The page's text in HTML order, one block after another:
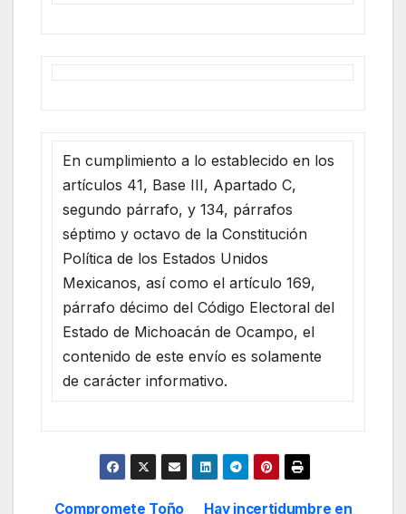
En cumplimiento a lo establecido en los
artículos 41, Base III, Apartado C,
segundo párrafo, y 134, párrafos
séptimo y octavo de la Constitución
Política de los Estados Unidos
Mexicanos, así como el artículo 169,
párrafo décimo del Código Electoral del
Estado de Michoacán de Ocampo, el
contenido de este envío es solamente
de carácter informativo.
Hay incertidumbre en
Compromete Toño